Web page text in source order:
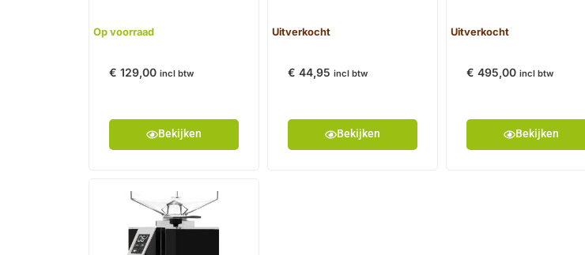
Op voorraad
€ 129,00 incl btw
Bekijken
Uitverkocht
€ 44,95 incl btw
Bekijken
Uitverkocht
€ 495,00 incl btw
Bekijken